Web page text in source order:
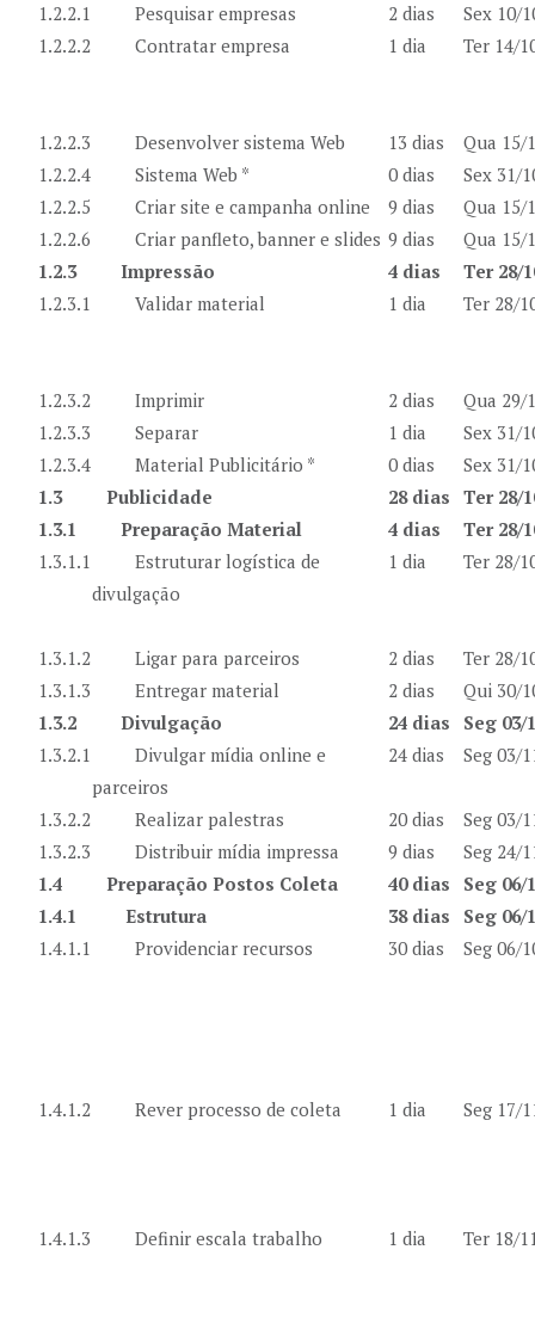
1.2.2.1 Pesquisar empresas 2 dias
Sex 10/
1.2.2.2 Contratar empresa 1 dia Ter 14/
1.2.2.3 Desenvolver sistema Web 13 dias
Qua 15/
1.2.2.4 Sistema Web * 0 dias
Sex 31/
1.2.2.5 Criar site e campanha online 9 dias
Qua 15/
1.2.2.6 Criar panfleto, banner e slides 9 dias
Qua 15/
1.2.3
Impressão 4 dias
Ter 28/
1.2.3.1 Validar material 1 dia Ter 28/
1.2.3.2 Imprimir 2 dias
Qua 29/
1.2.3.3 Separar 1 dia
Sex 31/
1.2.3.4 Material Publicitário * 0 dias
Sex 31/
1.3
Publicidade 28 dias Ter 28/
1.3.1
Preparação Material 4 dias
Ter 28/
1.3.1.1 Estruturar logística de
divulgação
1 dia Ter 28/
1.3.1.2 Ligar para parceiros 2 dias
Ter 28/
1.3.1.3 Entregar material 2 dias
Qui 30/
1.3.2
Divulgação 24 dias
Seg 03/
1.3.2.1 Divulgar mídia online e
parceiros
24 dias Seg 03/
1.3.2.2 Realizar palestras 20 dias
Seg 03/
1.3.2.3 Distribuir mídia impressa 9 dias
Seg 24/
1.4
Preparação Postos Coleta 40 dias
Seg 06/
1.4.1
Estrutura 38 dias
Seg 06/
1.4.1.1 Providenciar recursos 30 dias Seg 06/
1.4.1.2 Rever processo de coleta 1 dia Seg 17/
1.4.1.3 Definir escala trabalho 1 dia Ter 18/